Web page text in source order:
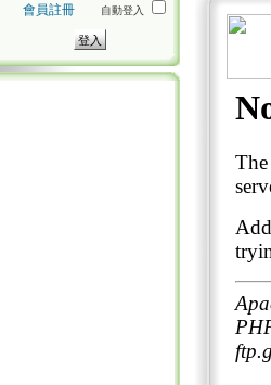
會員註冊 自動登入